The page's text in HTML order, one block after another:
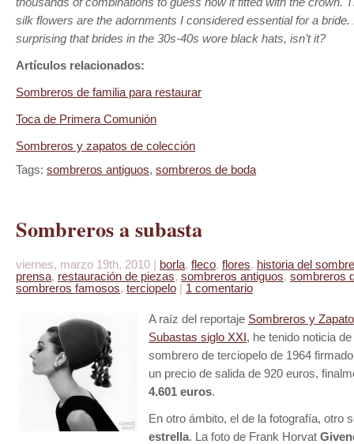
silk flowers are the adornments I considered essential for a
surprising that brides in the 30s-40s wore black hats, isn’t it?
Artículos relacionados:
Sombreros de familia para restaurar
Toca de Primera Comunión
Sombreros y zapatos de colección
Tags: sombreros antiguos, sombreros de boda
Sombreros a subasta
viernes, marzo 19th, 2010 | borla, fleco, flores, historia del
prensa, restauración de piezas, sombreros antiguos, sombreros
sombreros famosos, terciopelo | 1 comentario
A raíz del reportaje Sombreros y
Subastas siglo XXI, he tenido noticia
sombrero de terciopelo de 1964
un precio de salida de 920 euros,
4.601 euros.
En otro ámbito, el de la fotografía, otro
estrella. La foto de Frank Horvat